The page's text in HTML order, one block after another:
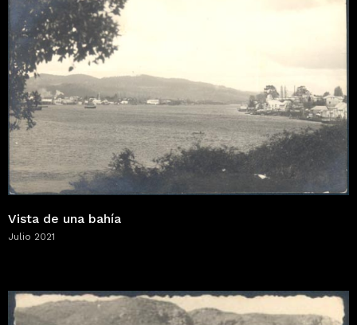
Vista de una bahía
Julio 2021